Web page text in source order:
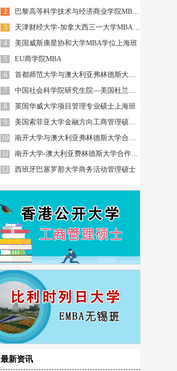
2 巴黎高等科学技术与经济商业学院MBA（智能制造方向）
3 天津财经大学-加拿大西三一大学MBA招生简章（上海）
4 美国威斯康星协和大学MBA学位上海班
5 EU商学院MBA
6 首都师范大学与澳大利亚弗林德斯大学 (Flinders University) 联合培养教育硕士
7 中国社会科学院研究生院—美国杜兰大学能源管理硕士
8 英国华威大学项目管理专业硕士上海班
9 美国索菲亚大学金融方向工商管理硕士（FMBA）学位招生简章
10 南开大学与澳大利亚弗林德斯大学合作举办教育领导与管理硕士学位
11 南开大学-澳大利亚费林德斯大学合作办学
12 西班牙巴塞罗那大学商务活动管理硕士
最新资讯